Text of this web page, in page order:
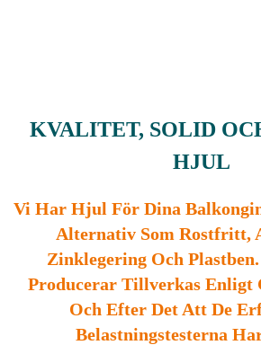
KVALITET, SOLID
HJUL
Vi Har Hjul För Dina
Alternativ Som Rostfritt,
Zinklegering Och
Producerar Tillverkas Enligt
Och Efter Det Att De
Belastningstesterna